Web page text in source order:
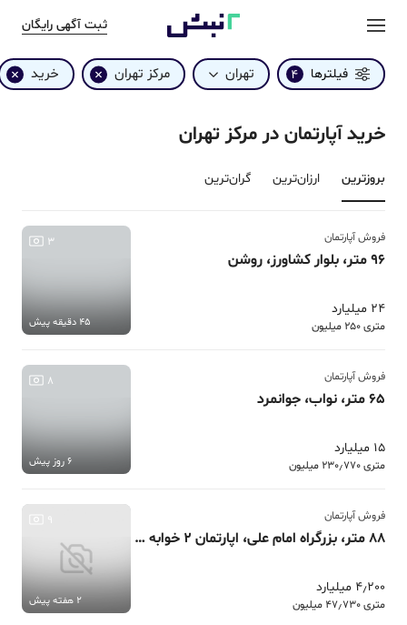
ثبت آگهی رایگان
فیلترها 4 تهران مرکز تهران خرید
خرید آپارتمان در مرکز تهران
بروزترین‌ ارزان‌ترین گران‌ترین
فروش آپارتمان
96 متر، بلوار کشاورز، روشن
24 میلیارد
متری 250 میلیون
3
45 دقیقه پیش
فروش آپارتمان
65 متر، نواب، جوانمرد
15 میلیارد
متری 230٫770 میلیون
8
6 روز پیش
فروش آپارتمان
88 متر، بزرگراه امام علی، اپارتمان 2 خوابه پردیس
4٫200 میلیارد
متری 47٫730 میلیون 2 هفته پیش